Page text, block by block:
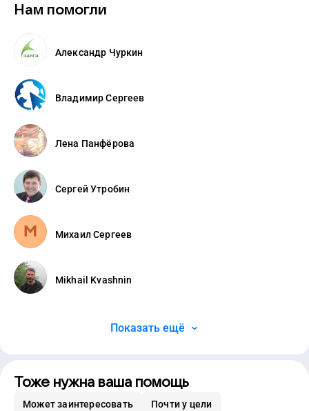
Нам помогли
Александр Чуркин
Владимир Сергеев
Лена Панфёрова
Сергей Утробин
Михаил Сергеев
Mikhail Kvashnin
Показать ещё
Тоже нужна ваша помощь
Может заинтересовать Почти у цели